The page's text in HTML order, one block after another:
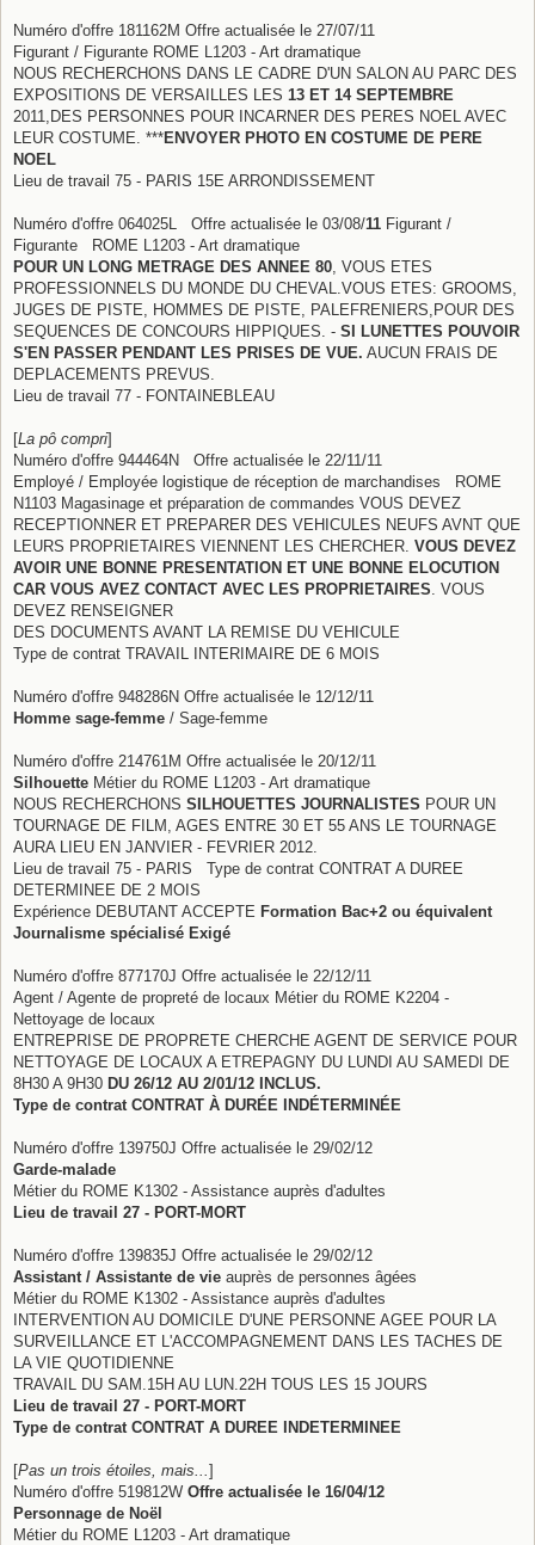
Numéro d'offre 181162M Offre actualisée le 27/07/11
Figurant / Figurante ROME L1203 - Art dramatique
NOUS RECHERCHONS DANS LE CADRE D'UN SALON AU PARC DES
EXPOSITIONS DE VERSAILLES LES 13 ET 14 SEPTEMBRE
2011,DES PERSONNES POUR INCARNER DES PERES NOEL AVEC
LEUR COSTUME. ***ENVOYER PHOTO EN COSTUME DE PERE
NOEL
Lieu de travail 75 - PARIS 15E ARRONDISSEMENT
Numéro d'offre 064025L Offre actualisée le 03/08/11 Figurant /
Figurante ROME L1203 - Art dramatique
POUR UN LONG METRAGE DES ANNEE 80 , VOUS ETES
PROFESSIONNELS DU MONDE DU CHEVAL.VOUS ETES: GROOMS,
JUGES DE PISTE, HOMMES DE PISTE, PALEFRENIERS,POUR DES
SEQUENCES DE CONCOURS HIPPIQUES. - SI LUNETTES POUVOIR
S'EN PASSER PENDANT LES PRISES DE VUE. AUCUN FRAIS DE
DEPLACEMENTS PREVUS.
Lieu de travail 77 - FONTAINEBLEAU
[La pô compri]
Numéro d'offre 944464N Offre actualisée le 22/11/11
Employé / Employée logistique de réception de marchandises ROME
N1103 Magasinage et préparation de commandes VOUS DEVEZ
RECEPTIONNER ET PREPARER DES VEHICULES NEUFS AVNT QUE
LEURS PROPRIETAIRES VIENNENT LES CHERCHER. VOUS DEVEZ
AVOIR UNE BONNE PRESENTATION ET UNE BONNE ELOCUTION
CAR VOUS AVEZ CONTACT AVEC LES PROPRIETAIRES . VOUS
DEVEZ RENSEIGNER
DES DOCUMENTS AVANT LA REMISE DU VEHICULE
Type de contrat TRAVAIL INTERIMAIRE DE 6 MOIS
Numéro d'offre 948286N Offre actualisée le 12/12/11
Homme sage-femme / Sage-femme
Numéro d'offre 214761M Offre actualisée le 20/12/11
Silhouette Métier du ROME L1203 - Art dramatique
NOUS RECHERCHONS SILHOUETTES JOURNALISTES POUR UN
TOURNAGE DE FILM, AGES ENTRE 30 ET 55 ANS LE TOURNAGE
AURA LIEU EN JANVIER - FEVRIER 2012.
Lieu de travail 75 - PARIS Type de contrat CONTRAT A DUREE
DETERMINEE DE 2 MOIS
Expérience DEBUTANT ACCEPTE Formation Bac+2 ou équivalent
Journalisme spécialisé Exigé
Numéro d'offre 877170J Offre actualisée le 22/12/11
Agent / Agente de propreté de locaux Métier du ROME K2204 -
Nettoyage de locaux
ENTREPRISE DE PROPRETE CHERCHE AGENT DE SERVICE POUR
NETTOYAGE DE LOCAUX A ETREPAGNY DU LUNDI AU SAMEDI DE
8H30 A 9H30 DU 26/12 AU 2/01/12 INCLUS.
Type de contrat CONTRAT À DURÉE INDÉTERMINÉE
Numéro d'offre 139750J Offre actualisée le 29/02/12
Garde-malade
Métier du ROME K1302 - Assistance auprès d'adultes
Lieu de travail 27 - PORT-MORT
Numéro d'offre 139835J Offre actualisée le 29/02/12
Assistant / Assistante de vie auprès de personnes âgées
Métier du ROME K1302 - Assistance auprès d'adultes
INTERVENTION AU DOMICILE D'UNE PERSONNE AGEE POUR LA
SURVEILLANCE ET L'ACCOMPAGNEMENT DANS LES TACHES DE
LA VIE QUOTIDIENNE
TRAVAIL DU SAM.15H AU LUN.22H TOUS LES 15 JOURS
Lieu de travail 27 - PORT-MORT
Type de contrat CONTRAT A DUREE INDETERMINEE
[Pas un trois étoiles, mais... ]
Numéro d'offre 519812W Offre actualisée le 16/04/12
Personnage de Noël
Métier du ROME L1203 - Art dramatique